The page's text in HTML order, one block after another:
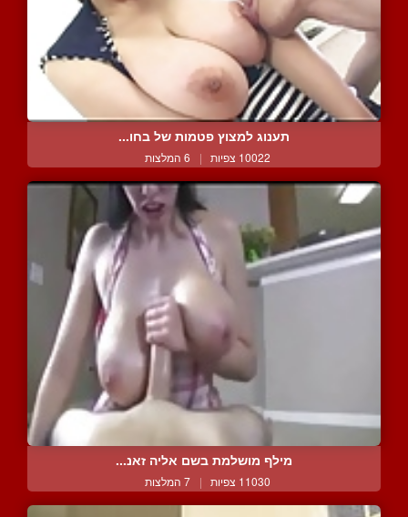
תענוג למצוץ פטמות של בחו...
10022 צפיות | 6 המלצות
מילף מושלמת בשם אליה זאנ...
11030 צפיות | 7 המלצות